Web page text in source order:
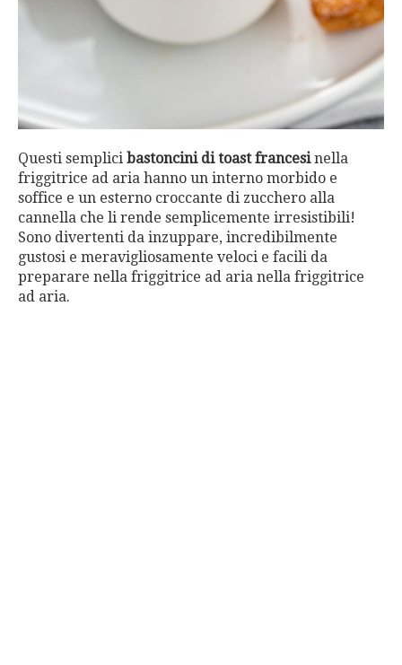
Questi semplici bastoncini di toast francesinella
friggitrice ad aria hanno un interno morbido e
soffice e un esterno croccante di zucchero alla
cannella che li rende semplicemente irresistibili!
Sono divertenti da inzuppare, incredibilmente
gustosi e meravigliosamente veloci e facili da
preparare nella friggitrice ad aria nella friggitrice
ad aria.